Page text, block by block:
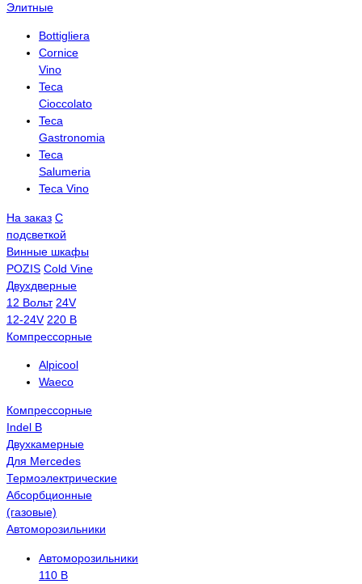
Элитные
Bottigliera
Cornice
Vino
Teca
Cioccolato
Teca
Gastronomia
Teca
Salumeria
Teca Vino
На заказ С
подсветкой
Винные шкафы
POZIS Сold Vine
Двухдверные
12 Вольт 24V
12-24V 220 В
Компрессорные
Alpicool
Waeco
Компрессорные
Indel B
Двухкамерные
Для Mercedes
Термоэлектрические
Абсорбционные
(газовые)
Автоморозильники
Автоморозильники
110 В